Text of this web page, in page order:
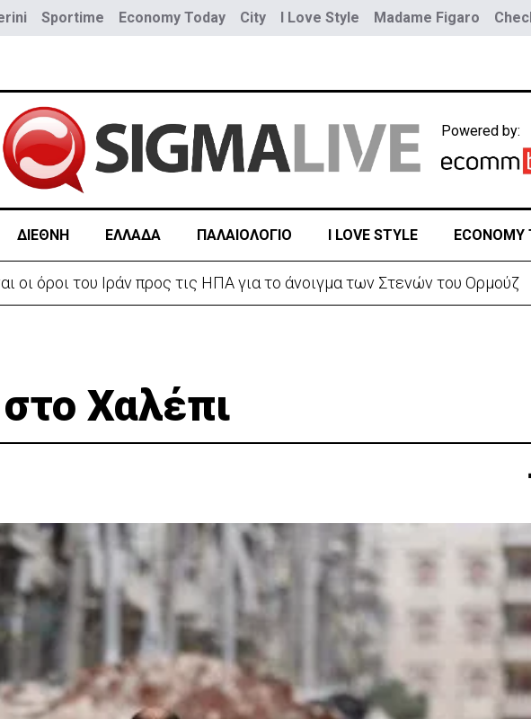
Sportime Economy Today City I Love Style Madame Figaro
Powered by:
ΔΙΕΘΝΗ ΕΛΛΑΔΑ ΠΑΛΑΙΟΛΟΓΙΟ I LOVE STYLE ECONOMY
θερμοκρασίες με αυξημένη υγρασία -«Στα παράλια είναι δύσκολα»
Χαλέπι